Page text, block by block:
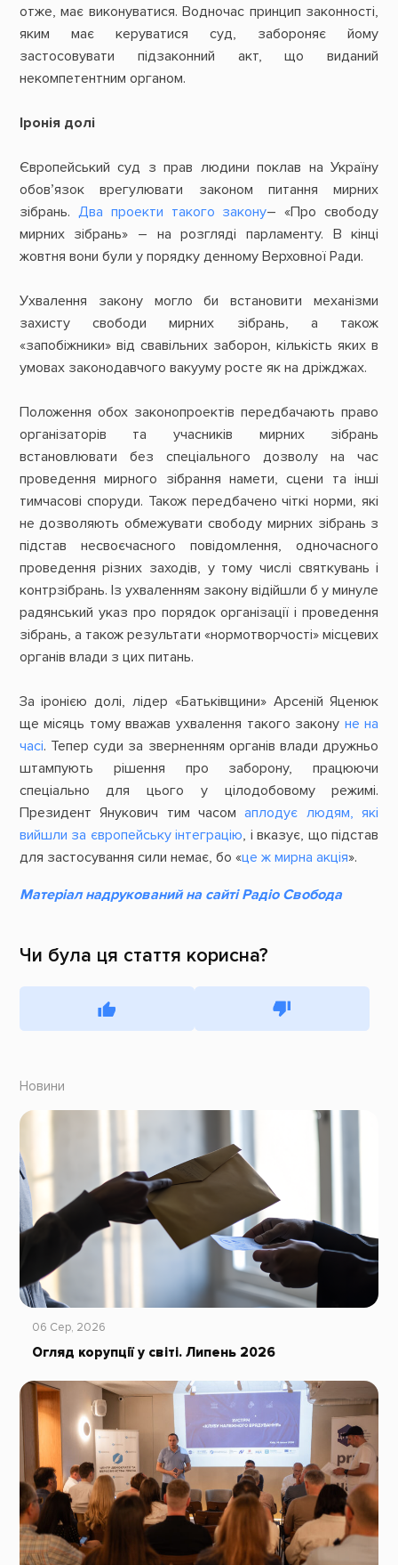
отже, має виконуватися. Водночас принцип законності,
яким має керуватися суд, забороняє йому
застосовувати підзаконний акт, що виданий
некомпетентним органом.
Іронія долі
Європейський суд з прав людини поклав на Україну
обов’язок врегулювати законом питання мирних
зібрань. Два проекти такого закону– «Про свободу
мирних зібрань» – на розгляді парламенту. В кінці
жовтня вони були у порядку денному Верховної Ради.
Ухвалення закону могло би встановити механізми
захисту свободи мирних зібрань, а також
«запобіжники» від свавільних заборон, кількість яких в
умовах законодавчого вакууму росте як на дріжджах.
Положення обох законопроектів передбачають право
організаторів та учасників мирних зібрань
встановлювати без спеціального дозволу на час
проведення мирного зібрання намети, сцени та інші
тимчасові споруди. Також передбачено чіткі норми, які
не дозволяють обмежувати свободу мирних зібрань з
підстав несвоєчасного повідомлення, одночасного
проведення різних заходів, у тому числі святкувань і
контрзібрань. Із ухваленням закону відійшли б у минуле
радянський указ про порядок організації і проведення
зібрань, а також результати «нормотворчості» місцевих
органів влади з цих питань.
За іронією долі, лідер «Батьківщини» Арсеній Яценюк
ще місяць тому вважав ухвалення такого закону не на
часі. Тепер суди за зверненням органів влади дружньо
штампують рішення про заборону, працюючи
спеціально для цього у цілодобовому режимі.
Президент Янукович тим часомаплодує людям, які
вийшли за європейську інтеграцію, і вказує, що підстав
для застосування сили немає, бо «це ж мирна акція».
Матеріал надрукований на сайті Радіо Свобода
Чи була ця стаття корисна?
Новини
06 Сер, 2026
Огляд корупції у світі. Липень 2026